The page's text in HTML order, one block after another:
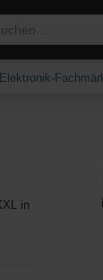
Elektronik-